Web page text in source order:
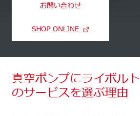
お問い合わせ
SHOP ONLINE
真空ポンプにライボルト
のサービスを選ぶ理由